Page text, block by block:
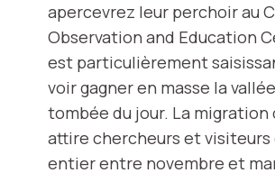
apercevrez leur perchoir au
Observation and Education
est particulièrement
voir gagner en masse la
tombée du jour. La migration
attire chercheurs et visiteurs
entier entre novembre et